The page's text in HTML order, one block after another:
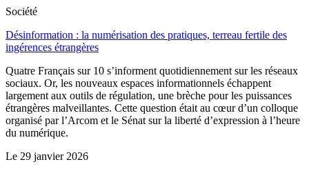
Société
Désinformation : la numérisation des pratiques, terreau fertile des
ingérences étrangères
Quatre Français sur 10 s’informent quotidiennement sur les réseaux
sociaux. Or, les nouveaux espaces informationnels échappent
largement aux outils de régulation, une brèche pour les puissances
étrangères malveillantes. Cette question était au cœur d’un colloque
organisé par l’Arcom et le Sénat sur la liberté d’expression à l’heure
du numérique.
Le 29 janvier 2026